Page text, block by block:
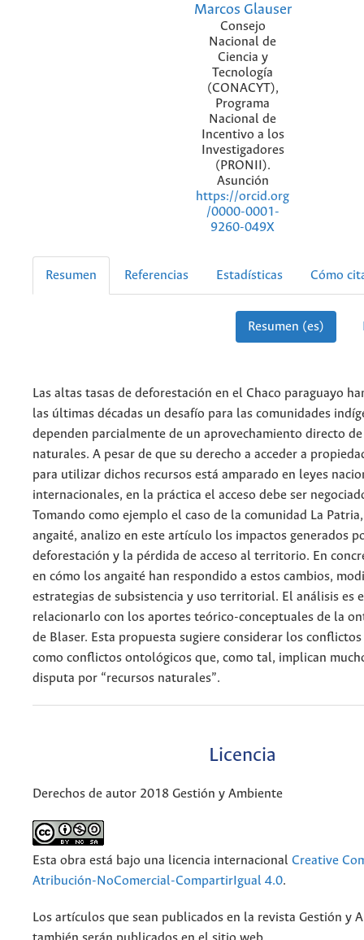
Marcos Glauser
Consejo
Nacional de
Ciencia y
Tecnología
(CONACYT),
Programa
Nacional de
Incentivo a los
Investigadores
(PRONII).
Asunción
https://orcid.org
/0000-0001-
9260-049X
Resumen Referencias Estadísticas Cómo
Resumen (es)
Las altas tasas de deforestación en el Chaco paraguayo
las últimas décadas un desafío para las comunidades
dependen parcialmente de un aprovechamiento directo
naturales. A pesar de que su derecho a acceder a
para utilizar dichos recursos está amparado en leyes
internacionales, en la práctica el acceso debe ser
Tomando como ejemplo el caso de la comunidad La
angaité, analizo en este artículo los impactos generados
deforestación y la pérdida de acceso al territorio. En
en cómo los angaité han respondido a estos cambios,
estrategias de subsistencia y uso territorial. El análisis es
relacionarlo con los aportes teórico-conceptuales de la
de Blaser. Esta propuesta sugiere considerar los
como conflictos ontológicos que, como tal, implican
disputa por “recursos naturales”.
Licencia
Derechos de autor 2018 Gestión y Ambiente
Esta obra está bajo una licencia internacional Creative
Atribución-NoComercial-CompartirIgual 4.0.
Los artículos que sean publicados en la revista Gestión y